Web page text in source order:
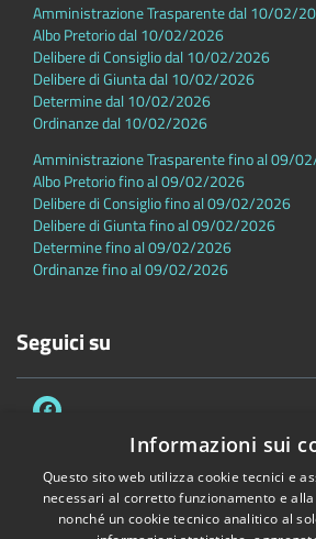
Amministrazione Trasparente dal 10/02/
Albo Pretorio dal 10/02/2026
Delibere di Consiglio dal 10/02/2026
Delibere di Giunta dal 10/02/2026
Determine dal 10/02/2026
Ordinanze dal 10/02/2026
Amministrazione Trasparente fino al 09/
Albo Pretorio fino al 09/02/2026
Delibere di Consiglio fino al 09/02/2026
Delibere di Giunta fino al 09/02/2026
Determine fino al 09/02/2026
Ordinanze fino al 09/02/2026
Seguici su
Accessibilità Privacy Cookie
Dichiarazione di
Informazioni sui
Questo sito web utilizza cookie tecnici e
necessari al corretto funzionamento e
nonché un cookie tecnico analitico al